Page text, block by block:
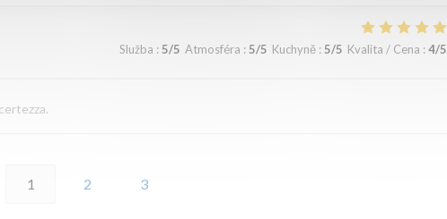
Služba : 5/5 Atmosféra : 5/5 Kuchyně: 5/5 Kvalita / Cena : 4/5
1 2 3